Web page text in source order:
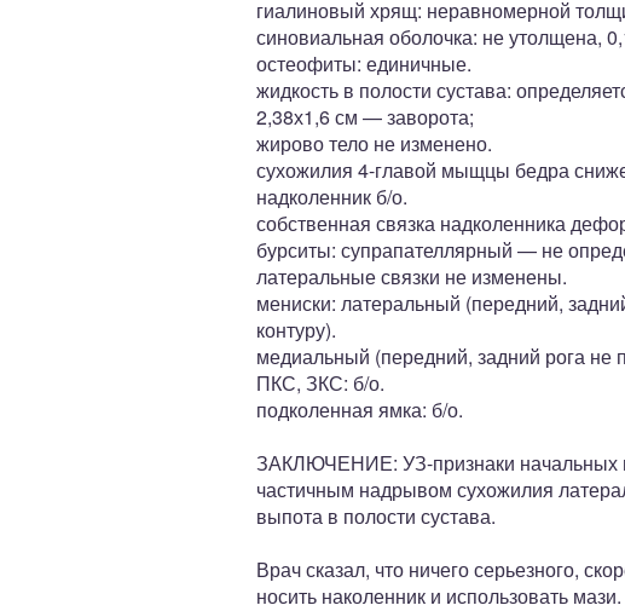
гиалиновый хрящ: неравномерной
синовиальная оболочка: не утолщена,
остеофиты: единичные.
жидкость в полости сустава:
2,38х1,6 см — заворота;
жирово тело не изменено.
сухожилия 4-главой мыщцы бедра
надколенник б/о.
собственная связка надколенника
бурситы: супрапателлярный — не
латеральные связки не изменены.
мениски: латеральный (передний,
контуру).
медиальный (передний, задний рога не
ПКС, ЗКС: б/о.
подколенная ямка: б/о.
ЗАКЛЮЧЕНИЕ: УЗ-признаки начальных
частичным надрывом сухожилия
выпота в полости сустава.
Врач сказал, что ничего серьезного,
носить наколенник и использовать мази.